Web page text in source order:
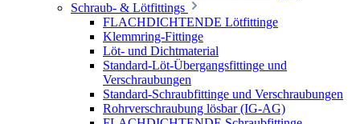
Schraub- & Lötfittings
FLACHDICHTENDE Lötfittinge
Klemmring-Fittinge
Löt- und Dichtmaterial
Standard-Löt-Übergangsfittinge und
Verschraubungen
Standard-Schraubfittinge und Verschraubungen
Rohrverschraubung lösbar (IG-AG)